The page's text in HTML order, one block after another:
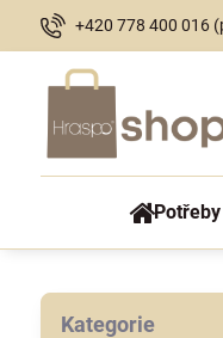
+420 778 400 016
Kategorie